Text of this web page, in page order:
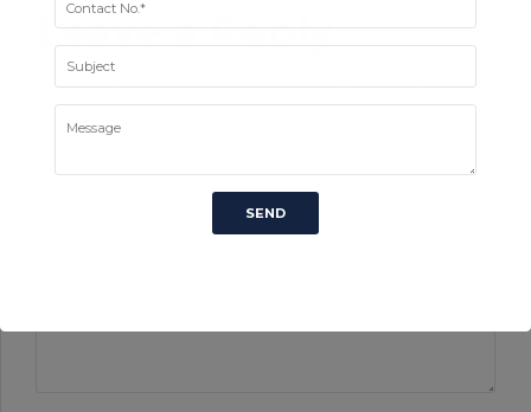
Leave a Reply
Your email address will not be published. Required fields are